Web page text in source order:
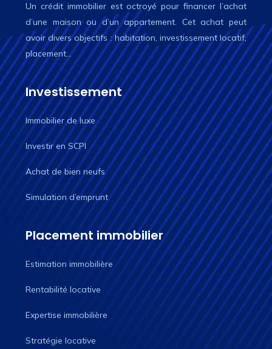
Un crédit immobilier est octroyé pour financer l’achat
d’une maison ou d’un appartement. Cet achat peut
avoir divers objectifs : habitation, investissement locatif,
placement…
Investissement
Immobilier de luxe
Investir en SCPI
Achat de bien neufs
Simulation d’emprunt
Placement immobilier
Estimation immobilière
Rentabilité locative
Expertise immobilière
Stratégie locative